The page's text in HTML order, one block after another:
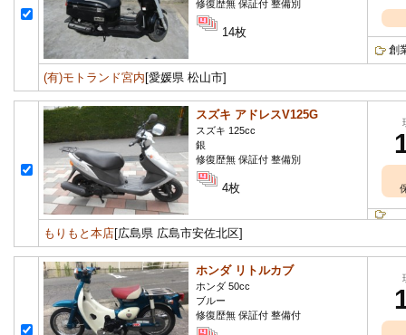
修復歴無 保証付 整備別
14枚
創
(有)モトランド宮内 [愛媛県 松山市]
スズキ アドレスV125G
スズキ 125cc
銀
修復歴無 保証付 整備別
4枚
もりもと本店[広島県 広島市安佐北区]
ホンダ リトルカブ
ホンダ 50cc
ブルー
修復歴無 保証付 整備付